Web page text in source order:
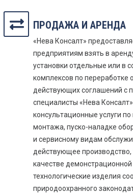
ПРОДАЖА И АРЕНДА
«Нева Консалт»
предприятиям взять в
установки отдельные или в
комплексов по переработке
действующих соглашений с
специалисты «Нева
консультационные услуги
монтажа, пуско-наладке
и сервисному видам
действующее
качестве
технологические изделия
природоохранного